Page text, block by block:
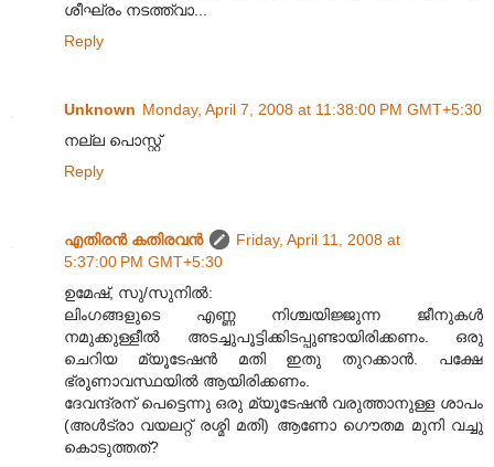
ശീഘ്രം നടത്ത്വാ...
Reply
Unknown Monday, April 7, 2008 at 11:38:00 PM GMT+5:30
നല്ല പൊസ്റ്റ്
Reply
എതിരന്‍ കതിരവന്‍
Friday, April 11, 2008 at
5:37:00 PM GMT+5:30
ഉമേഷ്, സു/സുനില്‍:
ലിംഗങ്ങളുടെ എണ്ണ നിശ്ചയിജ്ജുന്ന ജീനുകള്‍
നമുക്കുള്ളീല്‍ അടച്ചുപൂട്ടിക്കിടപ്പുണ്ടായിരിക്കണം. ഒരു
ചെറിയ മ്യൂടേഷന്‍ മതി ഇതു തുറക്കാന്‍. പക്ഷേ
ഭ്രൂണാവസ്ഥയില്‍ ആയിരിക്കണം.
ദേവന്ദ്രന് പെട്ടെന്നു ഒരു മ്യൂടേഷന്‍ വരുത്താനുള്ള ശാപം
(അള്‍ട്രാ വയലറ്റ് രശ്മി മതി) ആണോ ഗൌതമ മുനി വച്ചു
കൊടുത്തത്?